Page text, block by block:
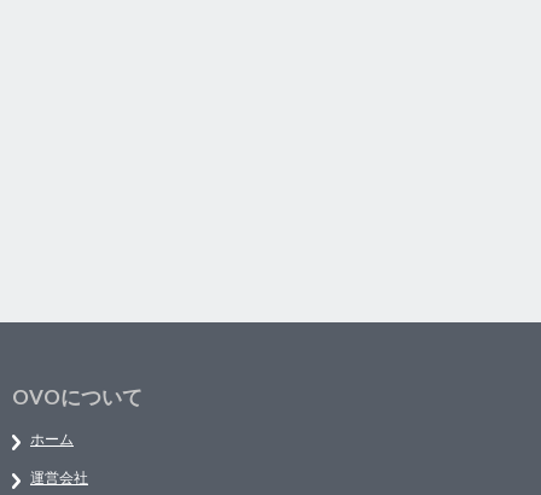
OVOについて
ホーム
運営会社